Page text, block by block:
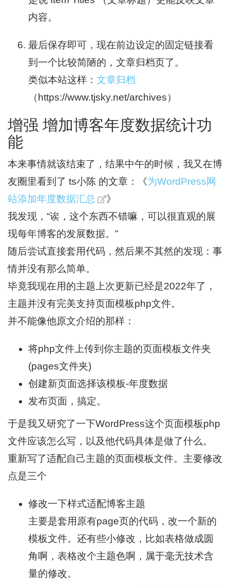
内容。
最后保存即可，现在前边设定的固定链接看
到一个比较简陋的，文章归档页了。
类似本站这样： 文章归档
（https://www.tjsky.net/archives）
增强 增加博客年度数据统计功
能
本来事情就该结束了，结果中午的时候，我又在博
友圈里看到了 ts小陈 的文章：《为WordPress网
站添加年度数据汇总
》
我发现，“诶，这个东西不错嘛，可以很直观的展
现每年博客的发展数据。”
随后尝试直接套用代码，然后果不其然的发现：事
情并没有那么简单。
毕竟我现在用的主题上次更新已经是2022年了，
主题并没有完美支持页面模板php文件。
并不能像他原文介绍的那样：
将php文件上传到你主题的页面模板文件夹
(pages文件夹)
创建新页面选择该模板-年度数据
发布页面，搞定。
于是我又研究了一下WordPress这个页面模板php
文件应该怎么写，以及他代码具体是做了什么。
重新写了适配自己主题的页面模板文件。主要修改
点是三个
修改一下样式适配博客主题
主要是套用原有page页的代码，改一个新的
模板文件。还有些小修改，比如表格做成圆
角啊，表格改个主题色啊，属于毫无技术含
量的修改。